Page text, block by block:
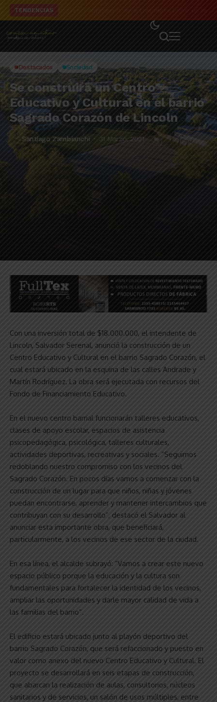
TENDENCIAS
Destacados Sociedad
Se construirá un Centro
Educativo y Cultural en el barrio
Sagrado Corazón de Lincoln
Santiago Zambianchi 31 Marzo, 2021
Con una inversión total de $18.000.000, el intendente de
Lincoln, Salvador Serenal, anunció la construcción de un
Centro Educativo y Cultural en el barrio Sagrado Corazón, el
cual estará ubicado en la esquina de las calles Andrade y
Martín Rodríguez. La obra será ejecutada con recursos del
Fondo de Financiamiento Educativo.
En el nuevo centro barrial funcionarán talleres educativos,
clases de apoyo escolar, espacios de asistencia
psicopedagógica, psicológica, talleres culturales,
actividades deportivas, recreativas y sociales. “Seguimos
redoblando nuestro compromiso con los vecinos del
Sagrado Corazón. En pocos días vamos a comenzar con la
construcción de un lugar para que niños, niñas y jóvenes
puedan encontrarse, aprender y mantener intercambios que
contribuyan con su desarrollo”, destacó el Salvador al
anunciar esta importante obra, que beneficiará,
particularmente, a los vecinos de ese sector de la ciudad.
En esa línea, el alcalde subrayó: “Vamos a crear este nuevo
espacio público porque la educación y la cultura son
fundamentales para fortalecer la identidad de los vecinos,
ampliar las oportunidades y darle mayor calidad de vida a
las familias del barrio”.
El edificio estará ubicado junto al playón deportivo del
barrio Sagrado Corazón, que será refaccionado y puesto en
valor como anexo del nuevo Centro Educativo y Cultural. El
proyecto se desarrollará en seis etapas de construcción,
que abarcan la realización de aulas, consultorios, núcleos
sanitarios y de servicios, un salón de usos múltiples, entre